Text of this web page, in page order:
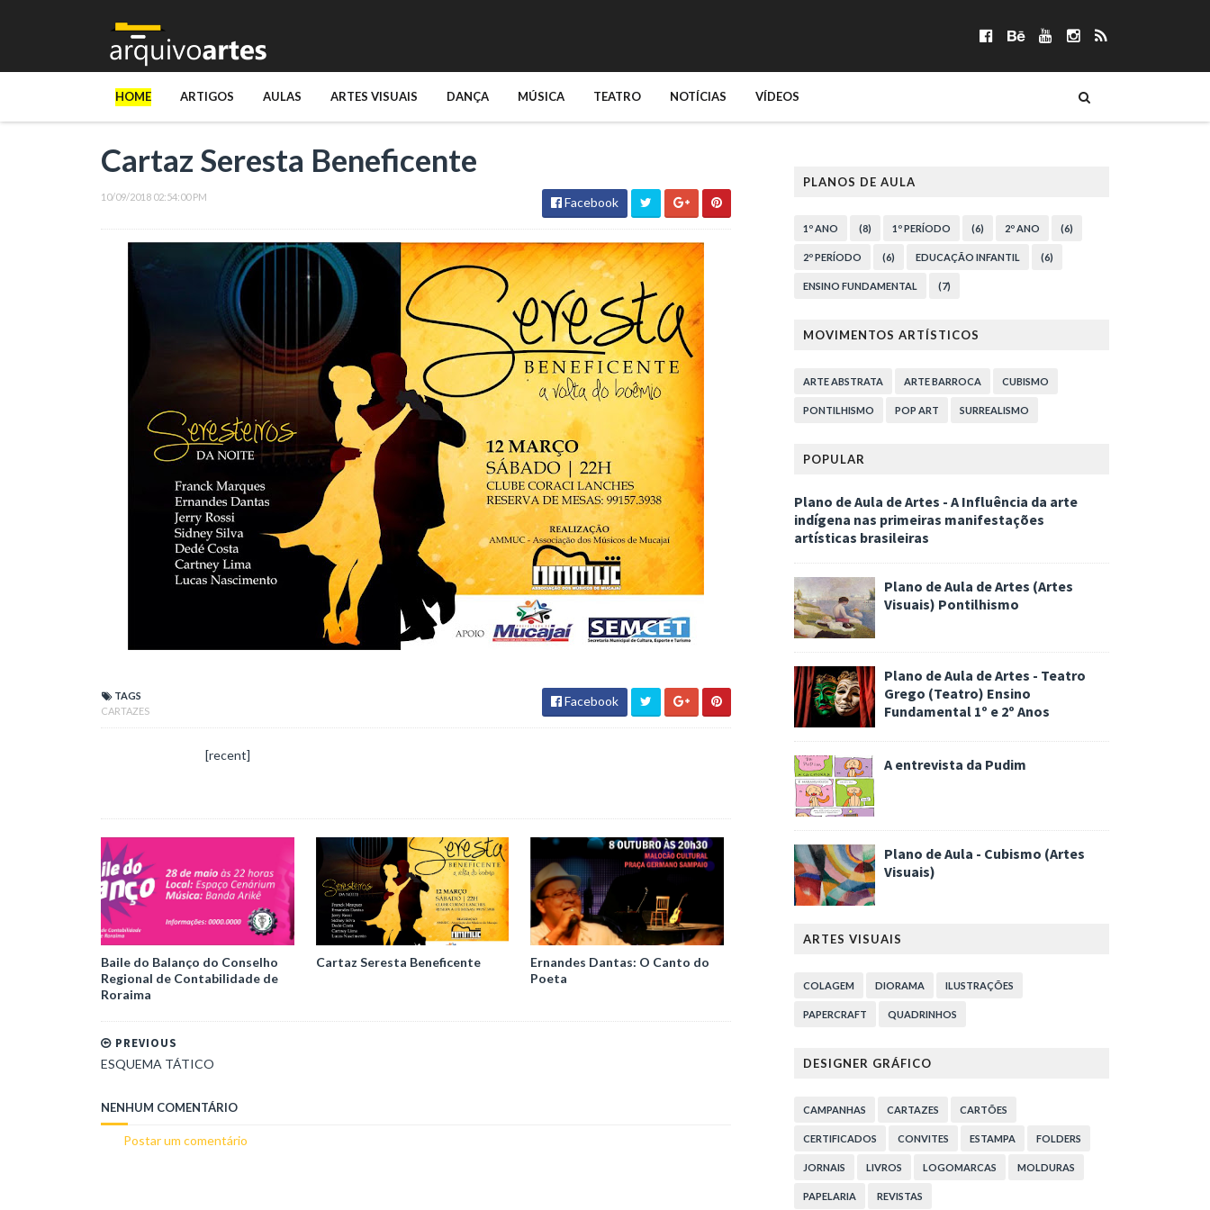
HOME ARTIGOS AULAS ARTES VISUAIS DANÇA MÚSICA TEATRO NOTÍCIAS VÍDEOS
Cartaz Seresta Beneficente
10/09/2018 02:54:00 PM Facebook
TAGS
CARTAZES
Facebook
[recent]
Baile do Balanço do Conselho
Regional de Contabilidade de
Roraima
Cartaz Seresta Beneficente
Ernandes Dantas: O Canto do
Poeta
PREVIOUS
ESQUEMA TÁTICO
NENHUM COMENTÁRIO
Postar um comentário
PLANOS DE AULA
1º ANO (8) 1º PERÍODO (6) 2º ANO (6)
2º PERÍODO (6) EDUCAÇÃO INFANTIL (6)
ENSINO FUNDAMENTAL (7)
MOVIMENTOS ARTÍSTICOS
ARTE ABSTRATA ARTE BARROCA CUBISMO
PONTILHISMO POP ART SURREALISMO
POPULAR
Plano de Aula de Artes - A Influência da arte
indígena nas primeiras manifestações
artísticas brasileiras
Plano de Aula de Artes (Artes
Visuais) Pontilhismo
Plano de Aula de Artes - Teatro
Grego (Teatro) Ensino
Fundamental 1º e 2º Anos
A entrevista da Pudim
Plano de Aula - Cubismo (Artes
Visuais)
ARTES VISUAIS
COLAGEM DIORAMA ILUSTRAÇÕES
PAPERCRAFT QUADRINHOS
DESIGNER GRÁFICO
CAMPANHAS CARTAZES CARTÕES
CERTIFICADOS CONVITES ESTAMPA FOLDERS
JORNAIS LIVROS LOGOMARCAS MOLDURAS
PAPELARIA REVISTAS